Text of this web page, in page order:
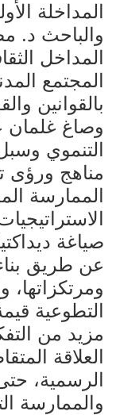
المداخلة
والباحث د.
المداخل
المجتمع
بالقوانين
وصاغ غلمان
التنموي
مناهج ورؤى
الممارسة
صياغة
عن طريق
ومرتكزاتها،
التطوعية
مزيد من
العلاقة
الرسمية،
والممارسة